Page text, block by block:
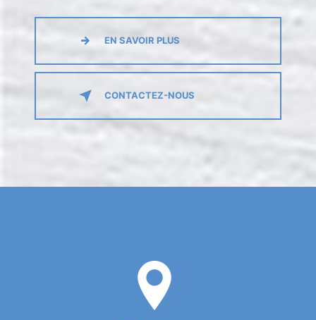
EN SAVOIR PLUS
CONTACTEZ-NOUS